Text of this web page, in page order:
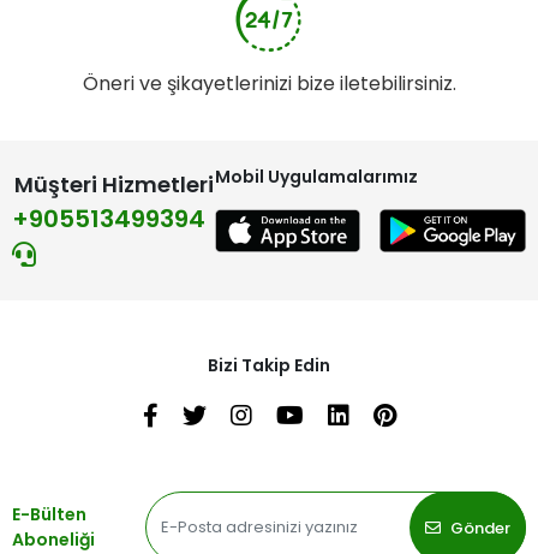
Öneri ve şikayetlerinizi bize iletebilirsiniz.
Müşteri Hizmetleri
+905513499394
Mobil Uygulamalarımız
Bizi Takip Edin
E-Bülten
Aboneliği
Gönder